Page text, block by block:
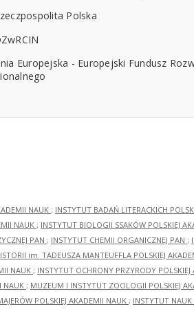
NAUK ; INSTYTUT BADAŃ LITERACKICH
NAUK ; INSTYTUT BIOLOGII SSAKÓW POLSKIEJ
PAN ; INSTYTUT CHEMII ORGANICZNEJ PAN ;
im. TADEUSZA MANTEUFFLA POLSKIEJ
NAUK ; INSTYTUT OCHRONY PRZYRODY
NAUK ; MUZEUM I INSTYTUT ZOOLOGII POLSKIEJ
POLSKIEJ AKADEMII NAUK ; INSTYTUT